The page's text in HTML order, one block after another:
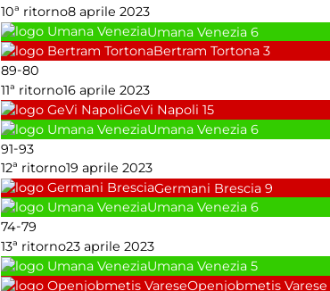
10ª ritorno8 aprile 2023
Umana Venezia 6
Bertram Tortona 3
89-80
11ª ritorno16 aprile 2023
GeVi Napoli 15
Umana Venezia 6
91-93
12ª ritorno19 aprile 2023
Germani Brescia 9
Umana Venezia 6
74-79
13ª ritorno23 aprile 2023
Umana Venezia 5
Openjobmetis Varese